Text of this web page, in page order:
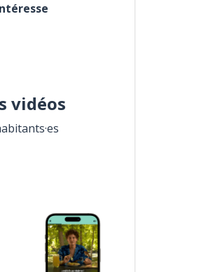
vidéos